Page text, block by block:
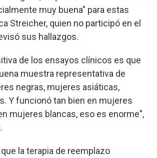
muy buena" para estas
Streicher, quien no participó en el
sus hallazgos.
de los ensayos clínicos es que
muestra representativa de
negras, mujeres asiáticas,
Y funcionó tan bien en mujeres
mujeres blancas, eso es enorme",
la terapia de reemplazo